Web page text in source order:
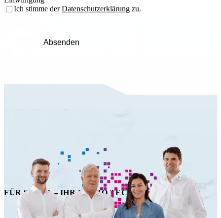
Ich stimme derDatenschutzerklärung zu.
Absenden
FÜR SIE DA – IHR HAPRO TECHNIK TEAM!